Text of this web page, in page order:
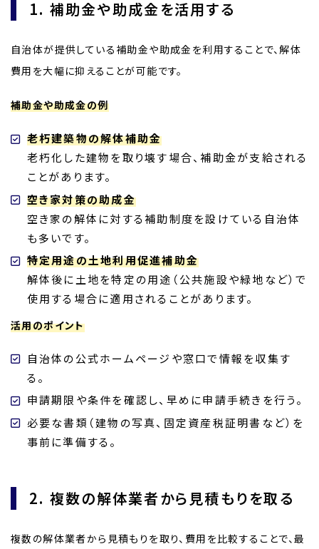
1. 補助金や助成金を活用する
自治体が提供している補助金や助成金を利用することで、解体
費用を大幅に抑えることが可能です。
補助金や助成金の例
老朽建築物の解体補助金
老朽化した建物を取り壊す場合、補助金が支給される
ことがあります。
空き家対策の助成金
空き家の解体に対する補助制度を設けている自治体
も多いです。
特定用途の土地利用促進補助金
解体後に土地を特定の用途（公共施設や緑地など）で
使用する場合に適用されることがあります。
活用のポイント
自治体の公式ホームページや窓口で情報を収集す
る。
申請期限や条件を確認し、早めに申請手続きを行う。
必要な書類（建物の写真、固定資産税証明書など）を
事前に準備する。
2. 複数の解体業者から見積もりを取る
複数の解体業者から見積もりを取り、費用を比較することで、最